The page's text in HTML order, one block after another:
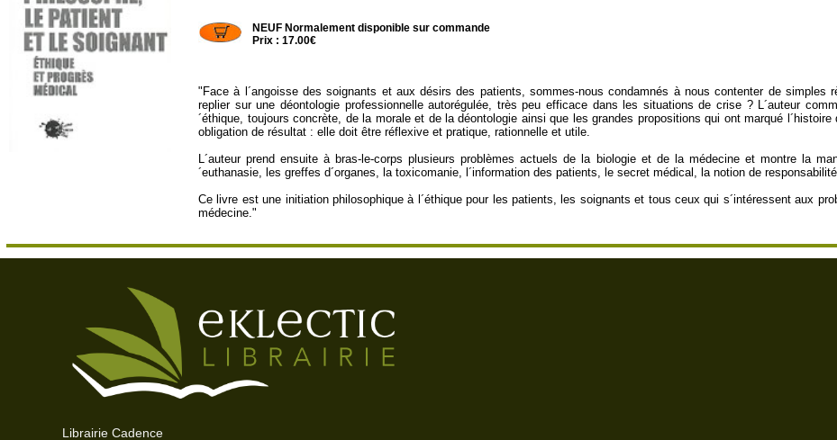
NEUF Normalement disponible sur commande
Prix : 17.00€
"Face à l´angoisse des soignants et aux désirs des patients, sommes-nous condamnés à nous contenter de simples
replier sur une déontologie professionnelle autorégulée, très peu efficace dans les situations de crise ? L´auteur
´éthique, toujours concrète, de la morale et de la déontologie ainsi que les grandes propositions qui ont marqué
obligation de résultat : elle doit être réflexive et pratique, rationnelle et utile.
L´auteur prend ensuite à bras-le-corps plusieurs problèmes actuels de la biologie et de la médecine et montre la
´euthanasie, les greffes d´organes, la toxicomanie, l´information des patients, le secret médical, la notion de
Ce livre est une initiation philosophique à l´éthique pour les patients, les soignants et tous ceux qui s´intéressent aux
médecine."
Librairie Cadence